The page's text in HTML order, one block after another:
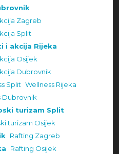
Zagreb
Split
i akcija Rijeka
Osijek
Dubrovnik
Split Wellness Rijeka
Dubrovnik
turizam Split
turizam Osijek
Rafting Zagreb
Rafting Osijek